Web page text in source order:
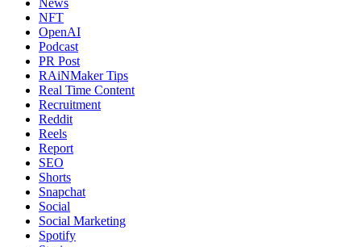
NFT
OpenAI
Podcast
PR Post
RAiNMaker Tips
Real Time Content
Recruitment
Reddit
Reels
Report
SEO
Shorts
Snapchat
Social
Social Marketing
Spotify